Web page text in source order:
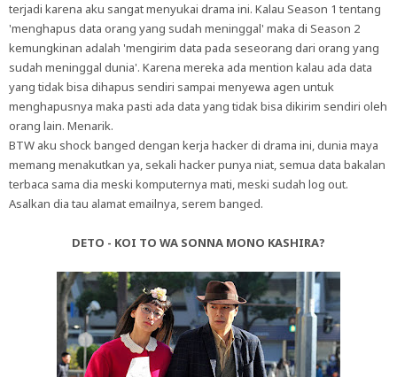
terjadi karena aku sangat menyukai drama ini. Kalau Season 1 tentang
'menghapus data orang yang sudah meninggal' maka di Season 2
kemungkinan adalah 'mengirim data pada seseorang dari orang yang
sudah meninggal dunia'. Karena mereka ada mention kalau ada data
yang tidak bisa dihapus sendiri sampai menyewa agen untuk
menghapusnya maka pasti ada data yang tidak bisa dikirim sendiri oleh
orang lain. Menarik.
BTW aku shock banged dengan kerja hacker di drama ini, dunia maya
memang menakutkan ya, sekali hacker punya niat, semua data bakalan
terbaca sama dia meski komputernya mati, meski sudah log out.
Asalkan dia tau alamat emailnya, serem banged.
DETO - KOI TO WA SONNA MONO KASHIRA?